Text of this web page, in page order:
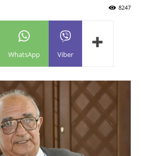
8247
WhatsApp Viber